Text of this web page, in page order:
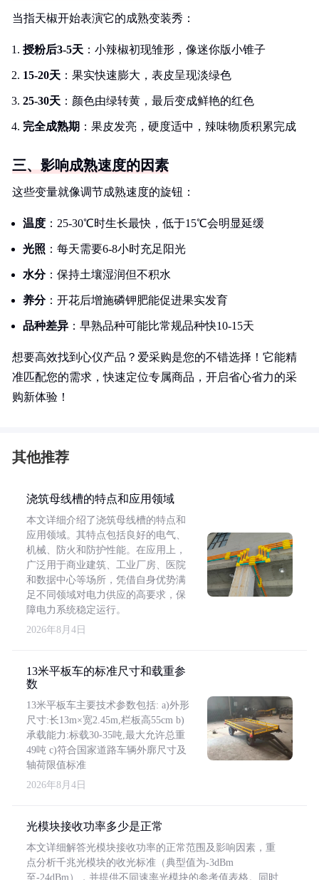
当指天椒开始表演它的成熟变装秀：
授粉后3-5天 ：小辣椒初现雏形，像迷你版小锥子
15-20天 ：果实快速膨大，表皮呈现淡绿色
25-30天 ：颜色由绿转黄，最后变成鲜艳的红色
完全成熟期 ：果皮发亮，硬度适中，辣味物质积累完成
三、影响成熟速度的因素
这些变量就像调节成熟速度的旋钮：
温度 ：25-30℃时生长最快，低于15℃会明显延缓
光照 ：每天需要6-8小时充足阳光
水分：保持土壤湿润但不积水
养分：开花后增施磷钾肥能促进果实发育
品种差异 ：早熟品种可能比常规品种快10-15天
想要高效找到心仪产品？爱采购是您的不错选择！它能精
准匹配您的需求，快速定位专属商品，开启省心省力的采
购新体验！
其他推荐
浇筑母线槽的特点和应用领域
本文详细介绍了浇筑母线槽的特点和
应用领域。其特点包括良好的电气、
机械、防火和防护性能。在应用上，
广泛用于商业建筑、工业厂房、医院
和数据中心等场所，凭借自身优势满
足不同领域对电力供应的高要求，保
障电力系统稳定运行。
2026年8月4日
13米平板车的标准尺寸和载重参
数
13米平板车主要技术参数包括: a)外形
尺寸:长13m×宽2.45m,栏板高55cm b)
承载能力:标载30-35吨,最大允许总重
49吨 c)符合国家道路车辆外廓尺寸及
轴荷限值标准
2026年8月4日
光模块接收功率多少是正常
本文详细解答光模块接收功率的正常范围及影响因素，重
点分析千兆光模块的收光标准（典型值为-3dBm
至-24dBm），并提供不同速率光模块的参考值表格。同时